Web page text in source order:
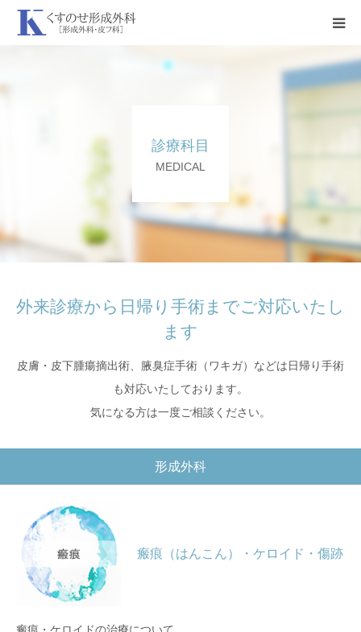
診療科目
MEDICAL
外来診療から日帰り手術までご対応いたし
ます
皮膚・皮下腫瘍摘出術、腋臭症手術（ワキガ）などは日帰り手術
も対応いたしております。
気になる方は一度ご相談ください。
形成外科
瘢痕（はんこん）・ケロイド・傷跡
アクセス